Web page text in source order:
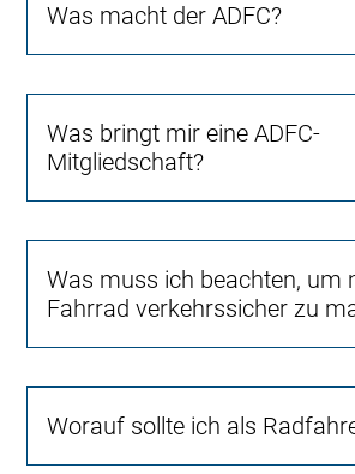
Was macht der ADFC?
Was bringt mir eine ADFC-
Mitgliedschaft?
Was muss ich beachten, um
Fahrrad verkehrssicher zu
Worauf sollte ich als